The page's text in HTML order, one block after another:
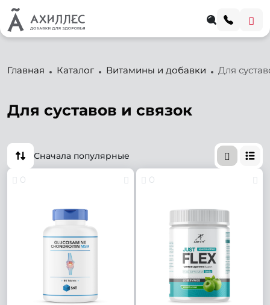
Главная Каталог Витамины и добавки Для
Для суставов и связок
Сначала популярные
0 0